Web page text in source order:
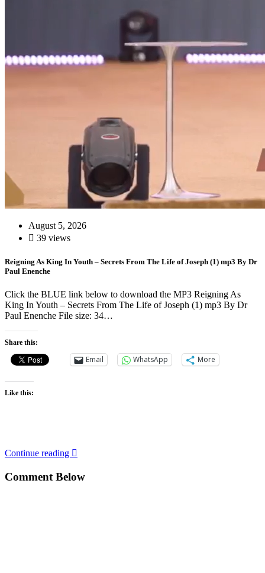
August 5, 2026
39 views
Reigning As King In Youth – Secrets From The Life of Joseph (1) mp3 By Dr
Paul Enenche
Click the BLUE link below to download the MP3 Reigning As
King In Youth – Secrets From The Life of Joseph (1) mp3 By Dr
Paul Enenche File size: 34…
Share this:
Email WhatsApp More
Like this:
Continue reading
Comment Below